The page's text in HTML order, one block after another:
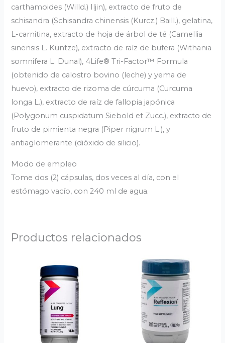
carthamoides (Willd.) Iljin), extracto de fruto de
schisandra (Schisandra chinensis (Kurcz.) Baill.), gelatina,
L-carnitina, extracto de hoja de árbol de té (Camellia
sinensis L. Kuntze), extracto de raíz de bufera (Withania
somnifera L. Dunal), 4Life® Tri-Factor™ Formula
(obtenido de calostro bovino (leche) y yema de
huevo), extracto de rizoma de cúrcuma (Curcuma
longa L.), extracto de raíz de fallopia japónica
(Polygonum cuspidatum Siebold et Zucc.), extracto de
fruto de pimienta negra (Piper nigrum L.), y
antiaglomerante (dióxido de silicio).
Modo de empleo
Tome dos (2) cápsulas, dos veces al día, con el
estómago vacío, con 240 ml de agua.
Productos relacionados